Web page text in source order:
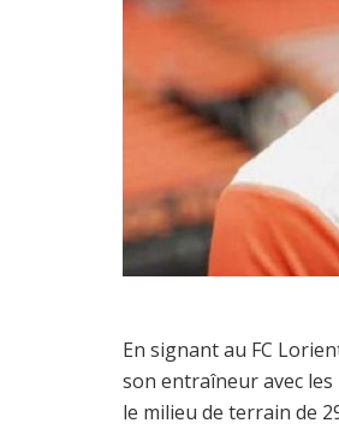
En signant au FC
son entraîneur avec les
le milieu de terrain de